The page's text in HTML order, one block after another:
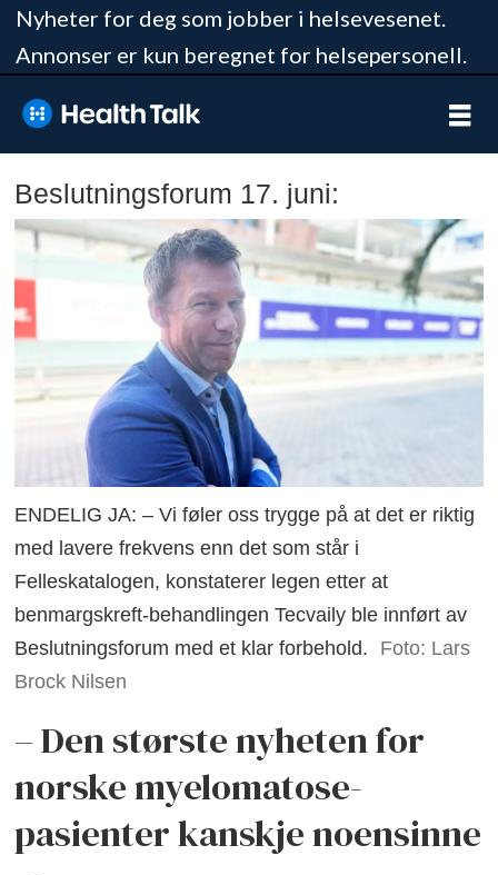
Nyheter for deg som jobber i helsevesenet.
Annonser er kun beregnet for helsepersonell.
Beslutningsforum 17. juni:
ENDELIG JA: – Vi føler oss trygge på at det er riktig
med lavere frekvens enn det som står i
Felleskatalogen, konstaterer legen etter at
benmargskreft-behandlingen Tecvaily ble innført av
Beslutningsforum med et klar forbehold.
Foto: Lars
Brock Nilsen
– Den største nyheten for
norske myelomatose-
pasienter kanskje noensinne